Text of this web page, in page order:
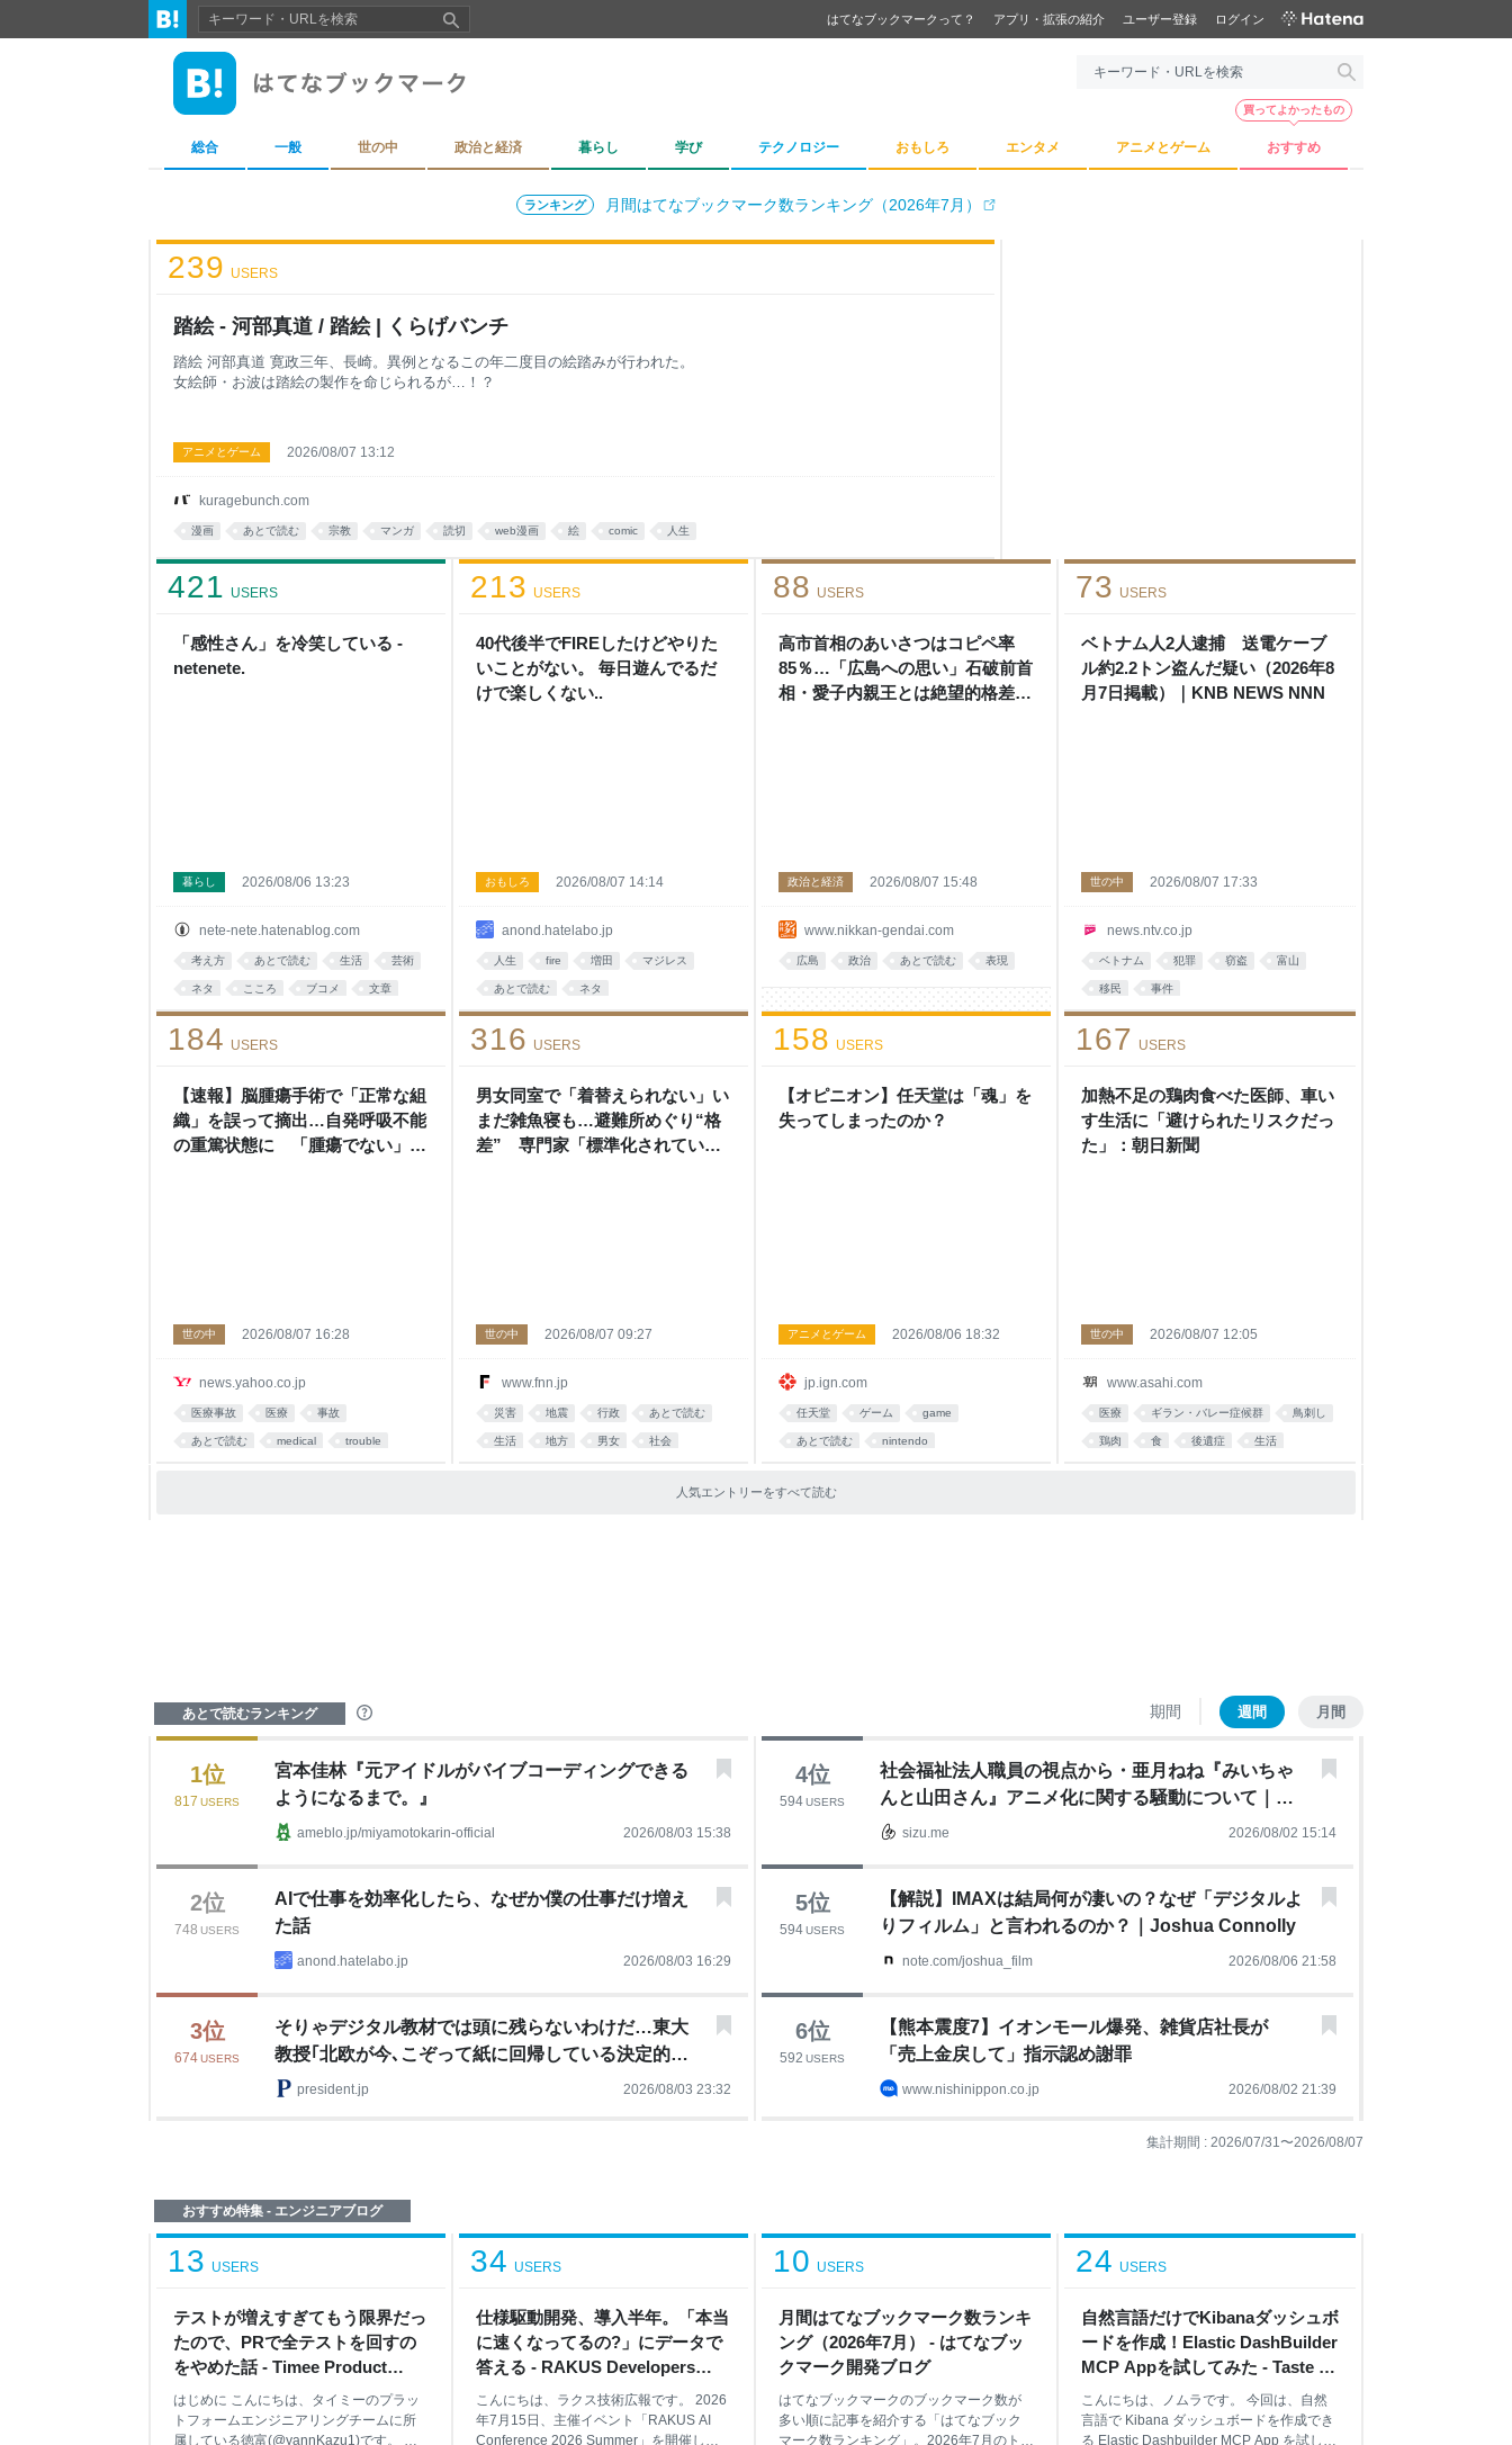
はてなブックマークって？ アプリ・拡張の紹介 ユーザー登録 ログイン
総合 一般 世の中 政治と経済 暮らし 学び テクノロジー おもしろ エンタメ アニメとゲーム おすすめ
買ってよかったもの
ランキング 月間はてなブックマーク数ランキング（2026年7月）
踏絵 - 河部真道 / 踏絵 | くらげバンチ
239 USERS
kuragebunch.com
踏絵 河部真道 寛政三年、長崎。異例となるこの年二度目の絵踏みが行われた。
女絵師・お波は踏絵の製作を命じられるが…！？
アニメとゲーム 2026/08/07 13:12
漫画 あとで読む 宗教 マンガ 読切 web漫画 絵 comic 人生
「感性さん」を冷笑している -
netenete.
421 USERS
nete-nete.hatenablog.com
暮らし 2026/08/06 13:23
考え方 あとで読む 生活 芸術
ネタ こころ ブコメ 文章
40代後半でFIREしたけどやりた
いことがない。 毎日遊んでるだ
けで楽しくない..
213 USERS
anond.hatelabo.jp
おもしろ 2026/08/07 14:14
人生 fire 増田 マジレス
あとで読む ネタ
高市首相のあいさつはコピペ率
85％…「広島への思い」石破前首
相・愛子内親王とは絶望的格差｜
88 USERS
www.nikkan-gendai.com
政治と経済 2026/08/07 15:48
広島 政治 あとで読む 表現
ベトナム人2人逮捕 送電ケーブ
ル約2.2トン盗んだ疑い（2026年8
月7日掲載）｜KNB NEWS NNN
73 USERS
news.ntv.co.jp
世の中 2026/08/07 17:33
ベトナム 犯罪 窃盗 富山
移民 事件
【速報】脳腫瘍手術で「正常な組
織」を誤って摘出…自発呼吸不能
の重篤状態に 「腫瘍でない」結
184 USERS
news.yahoo.co.jp
世の中 2026/08/07 16:28
医療事故 医療 事故
あとで読む medical trouble
男女同室で「着替えられない」い
まだ雑魚寝も…避難所めぐり“格
差” 専門家「標準化されていな
316 USERS
www.fnn.jp
世の中 2026/08/07 09:27
災害 地震 行政 あとで読む
生活 地方 男女 社会
【オピニオン】任天堂は「魂」を
失ってしまったのか？
158 USERS
jp.ign.com
アニメとゲーム 2026/08/06 18:32
任天堂 ゲーム game
あとで読む nintendo
加熱不足の鶏肉食べた医師、車い
す生活に「避けられたリスクだっ
た」：朝日新聞
167 USERS
www.asahi.com
世の中 2026/08/07 12:05
医療 ギラン・バレー症候群 鳥刺し
鶏肉 食 後遺症 生活
人気エントリーをすべて読む
あとで読むランキング 期間 週間 月間
1位
817 USERS
宮本佳林『元アイドルがバイブコーディングできる
ようになるまで。』
ameblo.jp/miyamotokarin-official 2026/08/03 15:38
2位
748 USERS
AIで仕事を効率化したら、なぜか僕の仕事だけ増え
た話
anond.hatelabo.jp 2026/08/03 16:29
3位
674USERS
そりゃデジタル教材では頭に残らないわけだ…東大
教授｢北欧が今､こぞって紙に回帰している決定的理
由」president.jp 2026/08/03 23:32
4位
594USERS
社会福祉法人職員の視点から・亜月ねね『みいちゃ
んと山田さん』アニメ化に関する騒動について｜黒
犬
sizu.me 2026/08/02 15:14
5位
594USERS
【解説】IMAXは結局何が凄いの？なぜ「デジタルよ
りフィルム」と言われるのか？｜Joshua Connolly
note.com/joshua_film 2026/08/06 21:58
6位
592 USERS
【熊本震度7】イオンモール爆発、雑貨店社長が
「売上金戻して」指示認め謝罪
www.nishinippon.co.jp 2026/08/02 21:39
集計期間 : 2026/07/31 〜2026/08/07
おすすめ特集 - エンジニアブログ
テストが増えすぎてもう限界だっ
たので、PRで全テストを回すの
をやめた話 - Timee Product
Team Blog
13 USERS
はじめに こんにちは、タイミーのプラッ
トフォームエンジニアリングチームに所
属している徳富(@yannKazu1)です。 こ
仕様駆動開発、導入半年。「本当
に速くなってるの?」にデータで
答える - RAKUS Developers
Blog | ラクス エンジニアブログ
34 USERS
こんにちは、ラクス技術広報です。 2026
年7月15日、主催イベント「RAKUS AI
Conference 2026 Summer」を開催しま
月間はてなブックマーク数ランキ
ング（2026年7月） - はてなブッ
クマーク開発ブログ
10 USERS
はてなブックマークのブックマーク数が
多い順に記事を紹介する「はてなブック
マーク数ランキング」。2026年7月のトッ
自然言語だけでKibanaダッシュボ
ードを作成！Elastic DashBuilder
MCP Appを試してみた - Taste of
Tech Topics
24 USERS
こんにちは、ノムラです。 今回は、自然
言語で Kibana ダッシュボードを作成でき
る Elastic Dashbuilder MCP App を試して